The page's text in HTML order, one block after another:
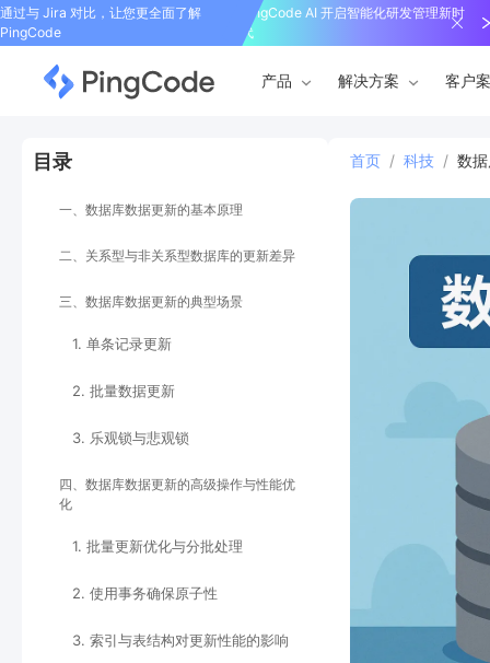
通过与 Jira 对比，让您更全面了解
PingCode
PingCode AI 开启智能化研发管理新时
代
产品 解决方案 客户
目录
一、数据库数据更新的基本原理
二、关系型与非关系型数据库的更新差异
三、数据库数据更新的典型场景
1. 单条记录更新
2. 批量数据更新
3. 乐观锁与悲观锁
四、数据库数据更新的高级操作与性能优
化
1. 批量更新优化与分批处理
2. 使用事务确保原子性
3. 索引与表结构对更新性能的影响
首页 / 科技 / 数